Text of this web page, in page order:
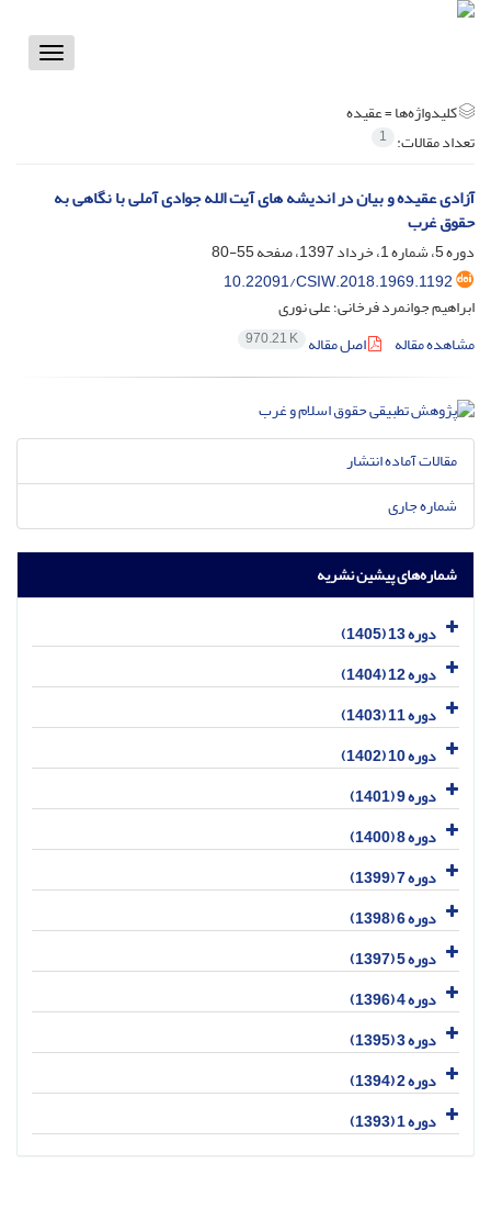
Toggle
کلیدواژه‌ها =عقیده
تعداد مقالات: 1
آزادی عقیده و بیان در اندیشه های آیت الله جوادی آملی با نگاهی به
حقوق غرب
دوره 5، شماره 1، خرداد 1397، صفحه
55-80
10.22091/CSIW.2018.1969.1192
ابراهیم جوانمرد فرخانی؛ علی نوری
مشاهده مقاله
اصل مقاله 970.21 K
مقالات آماده انتشار
شماره جاری
شماره‌های پیشین نشریه
دوره 13 (1405)
دوره 12 (1404)
دوره 11 (1403)
دوره 10 (1402)
دوره 9 (1401)
دوره 8 (1400)
دوره 7 (1399)
دوره 6 (1398)
دوره 5 (1397)
دوره 4 (1396)
دوره 3 (1395)
دوره 2 (1394)
دوره 1 (1393)